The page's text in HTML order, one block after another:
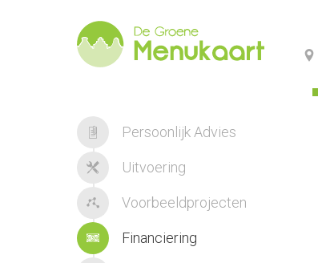
Persoonlijk Advies
Uitvoering
Voorbeeldprojecten
Financiering